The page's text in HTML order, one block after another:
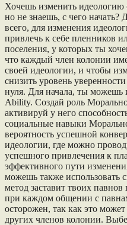
Хочешь изменить идеологию
но не знаешь, с чего начать?
всего, для изменения
привлечь к себе пленников
поселения, у которых ты
что каждый член колонии
своей идеологии, и чтобы
снизить уровень
нуля. Для начала, ты можешь
Ability. Создай роль
активируй у него
социальные навыки
вероятность успешной
идеологии, где можно
успешного привлечения к
эффективного пути
можешь также использовать
метод заставит твоих
при каждом общении с
осторожен, так как это
других членов колонии.